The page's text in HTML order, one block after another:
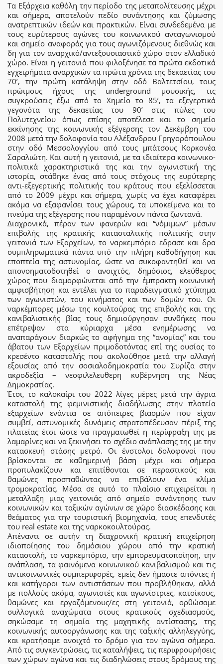
Τα Εξάρχεια καθόλη την περίοδο της μεταπολίτευσης μέχρι
και σήμερα, αποτελούν πεδίο συνάντησης και ζύμωσης
ανατρεπτικών ιδεών και πρακτικών. Είναι συνδεδεμένα με
τους ευρύτερους αγώνες του κοινωνικού ανταγωνισμού
και σημείο αναφοράς για τους αγωνιζόμενους διεθνώς και
δη για τον αναρχικό/αντεξουσιαστικό χώρο στον ελλαδικό
χώρο. Είναι η γειτονιά που φιλοξένησε τα πρώτα εκδοτικά
εγχειρήματα αναρχικών τα πρώτα χρόνια της δεκαετίας του
70’, την πρώτη κατάληψη στην οδό Βαλτετσίου, τους
πρώιμους ήχους της underground μουσικής, τις
συγκρούσεις έξω από το Χημείο το 85’, τα εξεγερτικά
γεγονότα της δεκαετίας του 90’ στις πύλες του
Πολυτεχνείου όπως επίσης αποτέλεσε και το σημείο
εκκίνησης της κοινωνικής εξέγερσης τον Δεκέμβρη του
2008 μετά την δολοφονία του Αλέξανδρου Γρηγορόπουλου
στην οδό Μεσσολογγίου από τους μπάτσους Κορκονέα
Σαραλιώτη. Και αυτή η γειτονιά, με τα ιδιαίτερα κοινωνικο-
πολιτικά χαρακτηριστικά της και την αγωνιστική της
ιστορία, στάθηκε ένας από τους στόχους της ευρύτερης
αντι-εξεγερτικής πολιτικής του κράτους που εξελίσσεται
από το 2009 μέχρι και σήμερα, χωρίς να έχει καταφέρει
ακόμα να εξαφανίσει τους χώρους, τα υποκείμενα και το
πνεύμα της εξέγερσης που παραμένουν πάντα ζωντανά.
Διαχρονικά, πέραν των φανερών και “νόμιμων” μέσων
επιβολής της κρατικής κατασταλτικής πολιτικής στην
γειτονιά των Εξαρχείων, το ναρκεμπόριο εδρασε και δρα
συμπληρωματικά πάντα υπό την πλήρη καθοδήγηση και
εποπτεία της αστυνομίας, ώστε να συκοφαντηθεί και να
απονοηματοδοτηθεί ο ανοιχτός, δημόσιος, ελεύθερος
χώρος που διαμορφώνεται από την έμπρακτη κοινωνική
αμφισβήτηση και εντέλει για το παραδειγματικό χτύπημα
των αγωνιστών, του κινήματος και των δομών του. Οι
ναρκέμπορες μέσω της κουλτούρας της επιβολής και της
κανιβαλιστικής βίας τους δημιούργησαν συνθήκες που
επέτρεψαν στα κύριαρχα μέσα ενημέρωσης να
αναπαράγουν διαρκώς το αφήγημα της “ανομίας” και του
άβατου των Εξαρχείων πριμοδοτόντας επί της ουσίας το
κρεσέντο καταστολής που ακολούθησε μετά την αλλαγή
εξουσίας από την σοσιαλοδημοκρατία του Συρίζα στην
ακροδεξία – νεοφιλελευθερη κυβέρνηση της Νέας
Δημοκρατίας.
Έτσι, το καλοκαίρι του 2022 λίγες μέρες μετά την άγρια
καταστολή της φεμινιστικής διαδήλωσης στην πλατεία
εξαρχείων ενάντια σε απόπειρες βιασμών που είχαν
συμβεί, αστυνομικές δυνάμεις στρατοπέδευσαν πέριξ της
πλατείας έτσι ώστε να πραγματωθεί η περίφραξη της με
λαμαρίνες και να ξεκινήσει το σχέδιο ανάπλασης της με την
κατασκευή στάσης μετρό. Οι ένστολοι δολοφονοί που
βρίσκονται σε καθημερινή βάση μέχρι και σήμερα
προπυλακίζουν και επιτίθονται σε περαστικούς και
θαμώνες προσπαθώντας να επιβάλουν ένα κλίμα
τρομοκρατίας. Μέσα σε αυτό το πλαίσιο επιχειρείται η
μεταλλαξη μιας γειτονιάς από σημείο συνάντησης των
κοινωνικών και ταξικών αγώνων σε χώρο διασκέδασης και
θεάματος για την τουριστική βιομηχανία, τους επενδυτές
του real estate και της ναρκοκουλτούρας.
Απέναντι σε αυτήν τη διαχρονική κρατική επιχείρηση
ιδιοποίησης του δημόσιου χώρου από την κρατική
καταστολή, το ναρκεμπόριο, την εμπορευματοποίηση, την
ανάπλαση, τα φαινόμενα κοινωνικού κανιβαλισμού και τις
αντικοινωνικές συμπεριφορές, εμείς δεν ήμαστε απόντες ή
και κατήγοροι των αντιστάσεων που προβλήθηκαν, αλλά
με πολλούς ακόμα, αγωνιστές και αγωνίστριες, κατοίκους,
θαμώνες και εργαζόμενους/ες στη γειτονιά, ορθώσαμε
συλλογικά αναχώματα στους κρατικούς σχεδιασμούς,
σηκώσαμε τη σημαία της μαχητικής αντίστασης, της
κοινωνικής αυτοοργάνωσης και της ταξικής αλληλεγγύης,
και κρατήσαμε ανοιχτό το δρόμο για τον αγώνα σήμερα.
Από τις συγκεντρώσεις, τις καταλήψεις, τις περιφρουρήσεις
των χώρων αγώνα και τις διαδηλώσεις στους δρόμους της